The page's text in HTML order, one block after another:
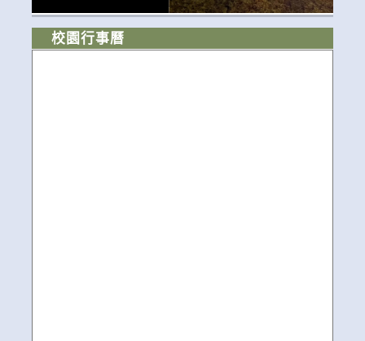
校園行事曆